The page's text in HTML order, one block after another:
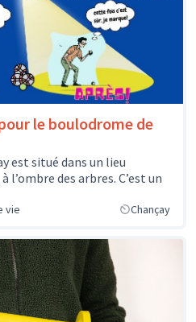
le boulodrome de
est situé dans un lieu
l’ombre des arbres. C’est un
vie Chançay